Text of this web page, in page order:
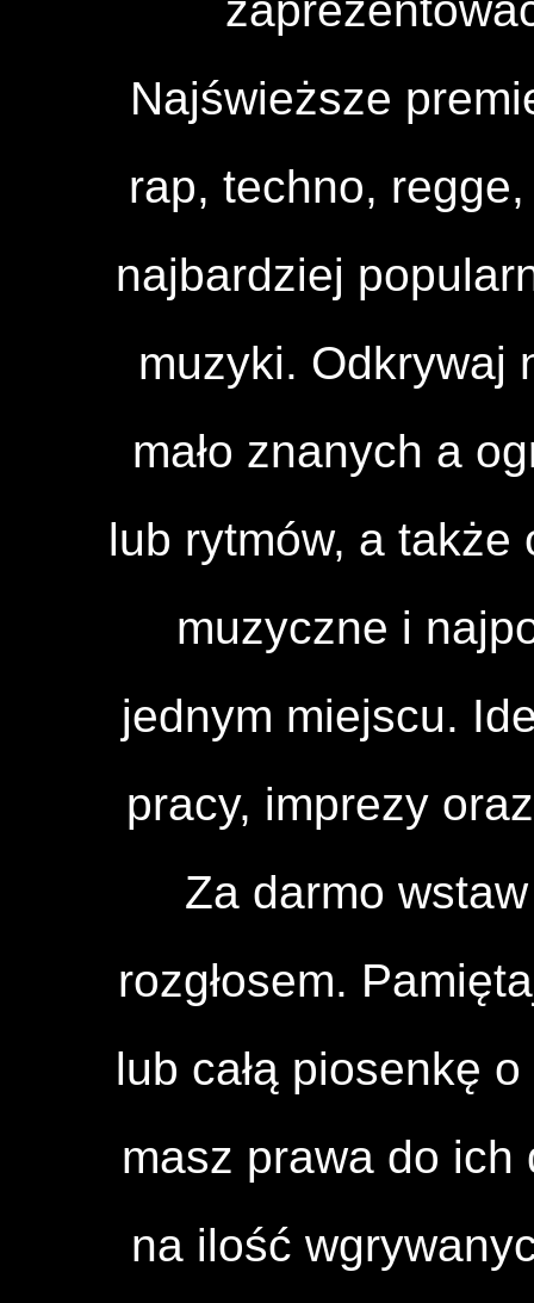
Najświeższe
rap, techno,
najbardziej
muzyki. Odkrywaj
mało znanych a
lub rytmów, a także
muzyczne i
jednym miejscu.
pracy, imprezy
Za darmo
rozgłosem.
lub całą piosenkę
masz prawa do
na ilość